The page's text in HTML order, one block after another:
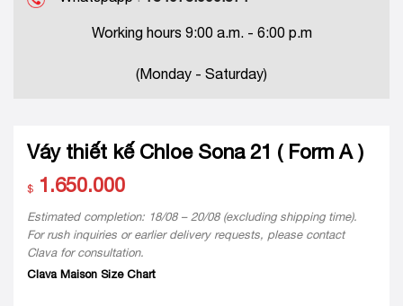
Working hours 9:00 a.m. - 6:00 p.m
(Monday - Saturday)
Váy thiết kế Chloe Sona 21 ( Form A )
$ 1.650.000
Estimated completion: 18/08 – 20/08 (excluding shipping time).
For rush inquiries or earlier delivery requests, please contact
Clava for consultation.
Clava Maison Size Chart